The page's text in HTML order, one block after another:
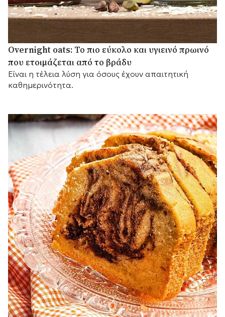
Overnight oats: Το πιο εύκολο και υγιεινό πρωινό
που ετοιμάζεται από το βράδυ
Είναι η τέλεια λύση για όσους έχουν απαιτητική
καθημερινότητα.